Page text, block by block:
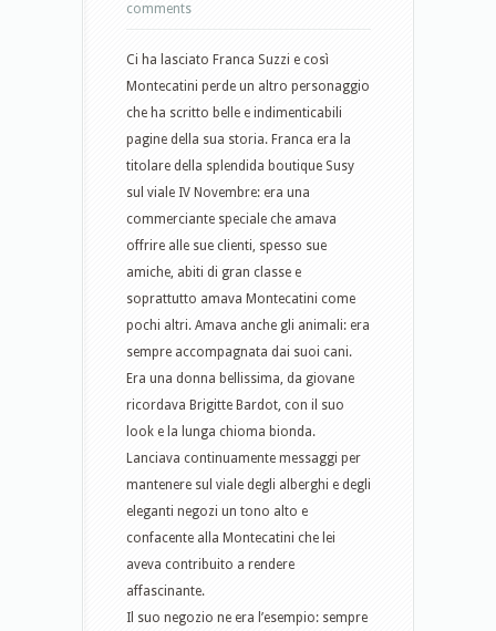
comments
Ci ha lasciato Franca Suzzi e così
Montecatini perde un altro personaggio
che ha scritto belle e indimenticabili
pagine della sua storia. Franca era la
titolare della splendida boutique Susy
sul viale IV Novembre: era una
commerciante speciale che amava
offrire alle sue clienti, spesso sue
amiche, abiti di gran classe e
soprattutto amava Montecatini come
pochi altri. Amava anche gli animali: era
sempre accompagnata dai suoi cani.
Era una donna bellissima, da giovane
ricordava Brigitte Bardot, con il suo
look e la lunga chioma bionda.
Lanciava continuamente messaggi per
mantenere sul viale degli alberghi e degli
eleganti negozi un tono alto e
confacente alla Montecatini che lei
aveva contribuito a rendere
affascinante.
Il suo negozio ne era l’esempio: sempre